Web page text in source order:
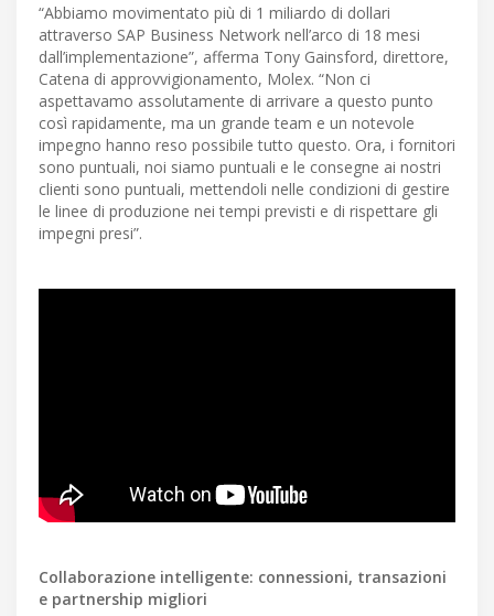
“Abbiamo movimentato più di 1 miliardo di dollari
attraverso SAP Business Network nell’arco di 18 mesi
dall’implementazione”, afferma Tony Gainsford, direttore,
Catena di approvvigionamento, Molex. “Non ci
aspettavamo assolutamente di arrivare a questo punto
così rapidamente, ma un grande team e un notevole
impegno hanno reso possibile tutto questo. Ora, i fornitori
sono puntuali, noi siamo puntuali e le consegne ai nostri
clienti sono puntuali, mettendoli nelle condizioni di gestire
le linee di produzione nei tempi previsti e di rispettare gli
impegni presi”.
Collaborazione intelligente: connessioni, transazioni
e partnership migliori